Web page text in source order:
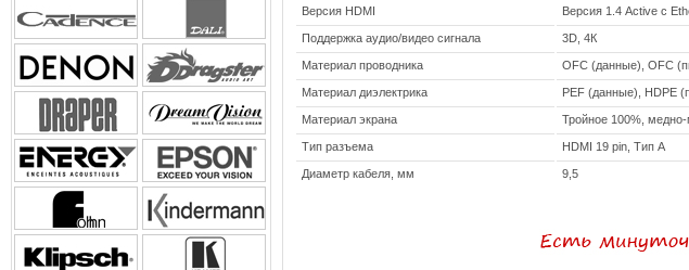
Версия HDMI Версия 1.4 Active с
Поддержка аудио/видео сигнала 3D, 4К
Материал проводника OFC (данные), OFC
Материал диэлектрика PEF (данные), HDPE
Материал экрана Тройное 100%,
Тип разъема HDMI 19 pin, Тип А
Диаметр кабеля, мм 9,5